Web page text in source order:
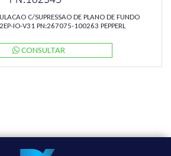
C/SUPRESSAO DE PLANO DE FUNDO
IO-V31 PN:267075-100263 PEPPERL
CONSULTAR